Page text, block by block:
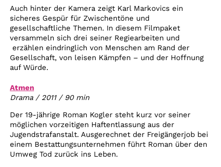
Auch hinter der Kamera zeigt Karl Markovics ein
sicheres Gespür für Zwischentöne und
gesellschaftliche Themen. In diesem Filmpaket
versammeln sich drei seiner Regiearbeiten und
erzählen eindringlich von Menschen am Rand der
Gesellschaft, von leisen Kämpfen – und der Hoffnung
auf Würde.
Atmen
Drama / 2011 / 90 min
Der 19-jährige Roman Kogler steht kurz vor seiner
möglichen vorzeitigen Haftentlassung aus der
Jugendstrafanstalt. Ausgerechnet der Freigängerjob bei
einem Bestattungsunternehmen führt Roman über den
Umweg Tod zurück ins Leben.